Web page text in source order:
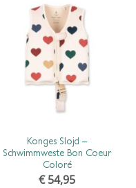
Konges Slojd –
Schwimmweste Bon Coeur
Coloré
€54,95